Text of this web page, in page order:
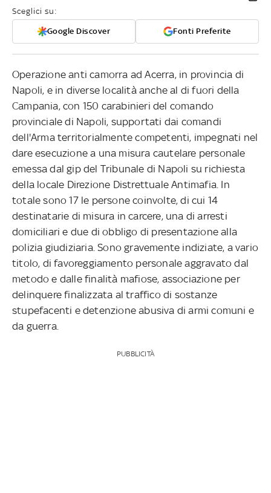
Sceglici su:
Google Discover Fonti Preferite
Operazione anti camorra ad Acerra, in provincia di
Napoli, e in diverse località anche al di fuori della
Campania, con 150 carabinieri del comando
provinciale di Napoli, supportati dai comandi
dell'Arma territorialmente competenti, impegnati nel
dare esecuzione a una misura cautelare personale
emessa dal gip del Tribunale di Napoli su richiesta
della locale Direzione Distrettuale Antimafia. In
totale sono 17 le persone coinvolte, di cui 14
destinatarie di misura in carcere, una di arresti
domiciliari e due di obbligo di presentazione alla
polizia giudiziaria.Sono gravemente indiziate, a vario
titolo, di favoreggiamento personale aggravato dal
metodo e dalle finalità mafiose, associazione per
delinquere finalizzata al traffico di sostanze
stupefacenti e detenzione abusiva di armi comuni e
da guerra.
PUBBLICITÀ